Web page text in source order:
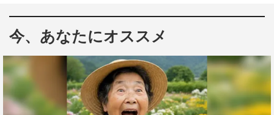
今、あなたにオススメ